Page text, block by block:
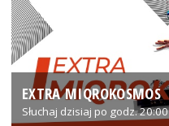
EXTRA MIQROKOSMOS
Słuchaj dzisiaj po godz. 20:00